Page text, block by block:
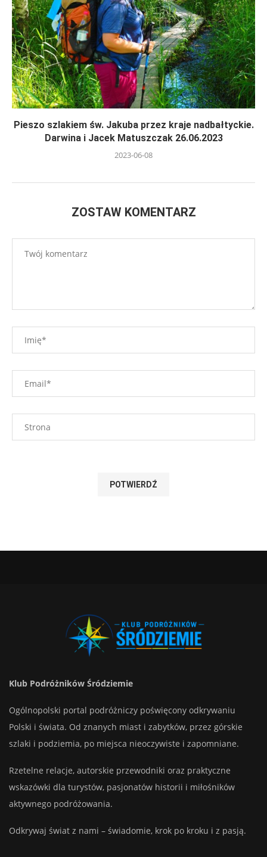
Pieszo szlakiem św. Jakuba przez kraje nadbałtyckie.
Darwina i Jacek Matuszczak 26.06.2023
2023-06-08
ZOSTAW KOMENTARZ
Klub Podróżników Śródziemie
Ogólnopolski portal podróżniczy poświęcony odkrywaniu
Polski i świata. Od znanych miast i zabytków, przez górskie
szlaki i podziemia, po miejsca nieoczywiste i zapomniane.
Rzetelne relacje, autorskie przewodniki oraz praktyczne
wskazówki dla turystów, pasjonatów historii i miłośników
aktywnego podróżowania.
Odkrywaj świat z nami – świadomie, krok po kroku i z pasją.